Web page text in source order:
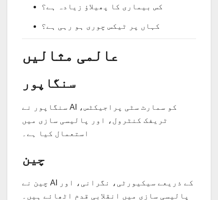
کس بیماری کا پھیلاؤ زیادہ ہے؟
کہاں پر ٹیکس چوری ہو رہی ہے؟
عالمی مثالیں
سنگاپور
سنگاپور نے AI کو سمارٹ سٹی پراجیکٹس،
ٹریفک کنٹرول، اور پالیسی سازی میں
استعمال کیا ہے۔
چین
چین نے AI کے ذریعے سیکیورٹی، نگرانی، اور
پالیسی سازی میں انقلابی قدم اٹھائے ہیں۔